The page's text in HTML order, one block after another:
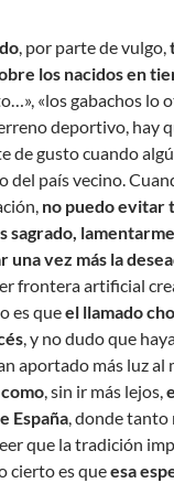
, por parte de vulgo,
los nacidos en
«los gabachos lo
deportivo, hay
de gusto cuando
del país vecino.
no puedo evitar
sagrado,
una vez más la
frontera artificial
es queel llamado
, y no dudo que
aportado más luz al
como, sin ir más lejos,
España, donde tanto
que la tradición
cierto es queesa